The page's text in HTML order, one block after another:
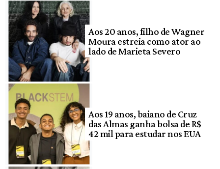
Aos 20 anos, filho de Wagner
Moura estreia como ator ao
lado de Marieta Severo
Aos 19 anos, baiano de Cruz
das Almas ganha bolsa de R$
42 mil para estudar nos EUA